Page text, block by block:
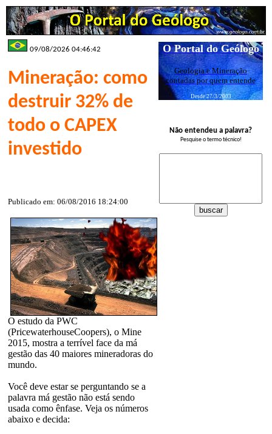
09/08/2026 04:46:42
Mineração: como
destruir 32% de
todo o CAPEX
investido
Publicado em: 06/08/2016 18:24:00
O estudo da PWC
(PricewaterhouseCoopers), o Mine
2015, mostra a terrível face da má
gestão das 40 maiores mineradoras do
mundo.
Você deve estar se perguntando se a
palavra má gestão não está sendo
usada como ênfase. Veja os números
abaixo e decida:
O Portal do Geólogo
Geologia e Mineração
contadas por quem entende
Desde 27/3/2003
Não entendeu a palavra?
Pesquise o termo técnico!